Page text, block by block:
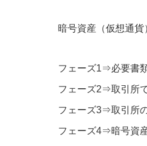
暗号資産（仮想通
フェーズ1⇒必要書
フェーズ2⇒取引所
フェーズ3⇒取引所
フェーズ4⇒暗号資